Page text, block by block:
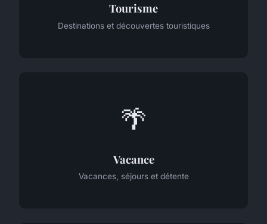
Tourisme
Destinations et découvertes touristiques
🌴
Vacance
Vacances, séjours et détente